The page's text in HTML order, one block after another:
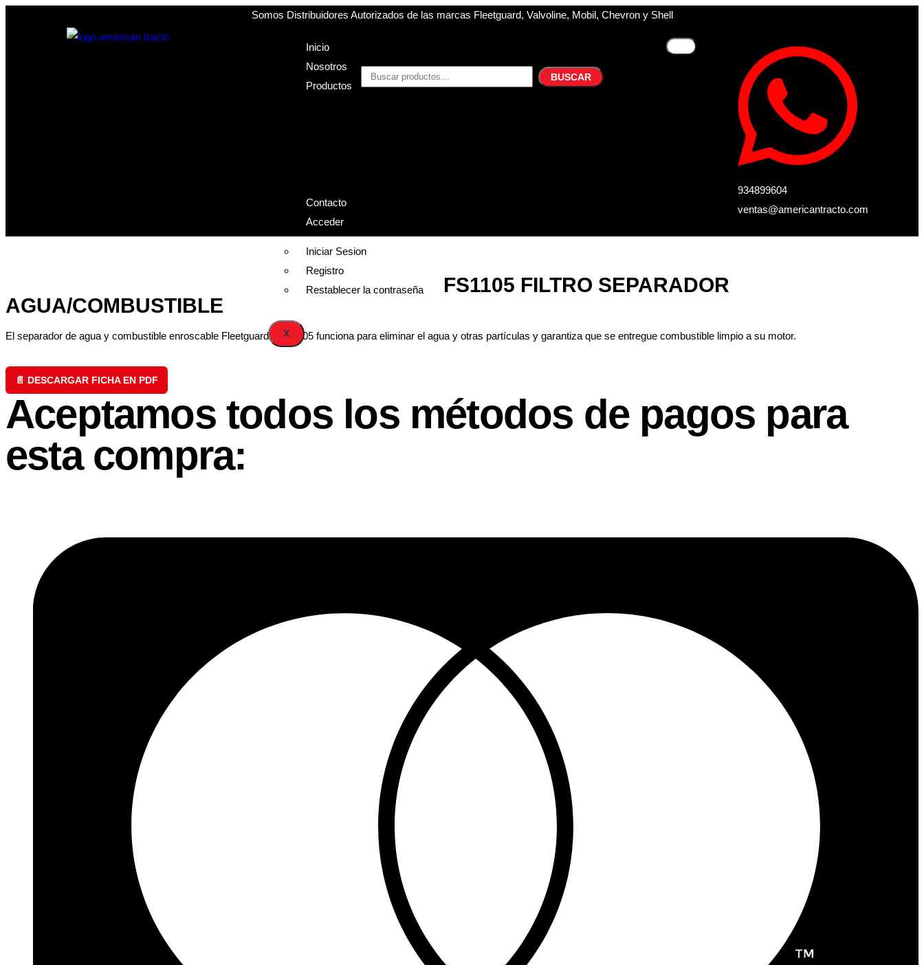
Somos Distribuidores Autorizados de las marcas Fleetguard, Valvoline, Mobil, Chevron y Shell
Inicio
Nosotros
Productos
Contacto
Acceder
Iniciar Sesion
Registro
Restablecer la contraseña
X
BUSCAR
934899604
ventas@americantracto.com
FS1105 FILTRO SEPARADOR
AGUA/COMBUSTIBLE
El separador de agua y combustible enroscable Fleetguard® FS1105 funciona para eliminar el agua y otras partículas y garantiza que se entregue combustible limpio a su motor.
📄 DESCARGAR FICHA EN PDF
Aceptamos todos los métodos de pagos para
esta compra: